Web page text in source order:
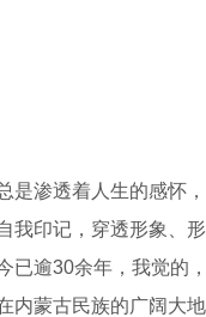
透着人生的感怀，
印记，穿透形象、
逾30余年，我觉的
蒙古民族的广阔大